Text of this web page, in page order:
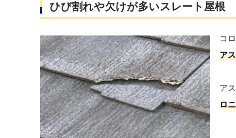
ひび割れや欠けが多いスレート屋根
コ
ア
ア
ロ